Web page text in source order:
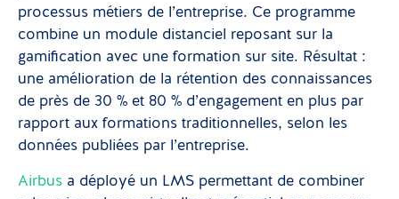
processus métiers de l’entreprise. Ce programme
combine un module distanciel reposant sur la
gamification avec une formation sur site. Résultat :
une amélioration de la rétention des connaissances
de près de 30 % et 80 % d’engagement en plus par
rapport aux formations traditionnelles, selon les
données publiées par l’entreprise.
Airbus a déployé un LMS permettant de combiner